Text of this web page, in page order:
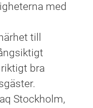
med
till
bra
Stockholm,